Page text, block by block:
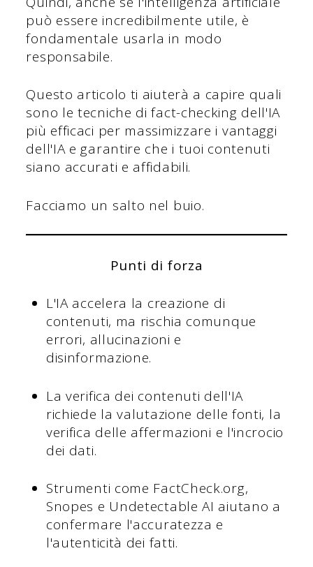
può essere incredibilmente utile, è
fondamentale usarla in modo
responsabile.
Questo articolo ti aiuterà a capire quali
sono le tecniche di fact-checking dell'IA
più efficaci per massimizzare i vantaggi
dell'IA e garantire che i tuoi contenuti
siano accurati e affidabili.
Facciamo un salto nel buio.
Punti di forza
L'IA accelera la creazione di
contenuti, ma rischia comunque
errori, allucinazioni e
disinformazione.
La verifica dei contenuti dell'IA
richiede la valutazione delle fonti, la
verifica delle affermazioni e l'incrocio
dei dati.
Strumenti come FactCheck.org,
Snopes e Undetectable AI aiutano a
confermare l'accuratezza e
l'autenticità dei fatti.